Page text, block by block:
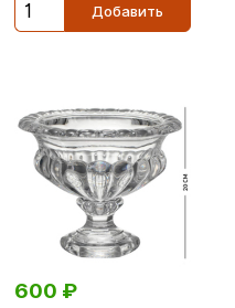
Добавить
600 ₽